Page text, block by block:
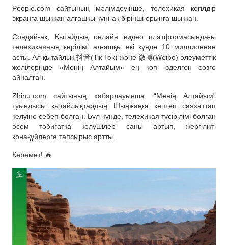
Рeople.com сайтының мәлімдеуінше, телехикая көгілдір
экранға шыққан алғашқы күні-ақ бірінші орынға шыққан.
Сондай-ақ, Қытайдың онлайн видео платформасындағы
телехикаяның көрілімі алғашқы екі күнде 10 миллионнан
асты. Ал қытайлық 抖音(Tiк Tok) және 微博(Weibo) әлеуметтік
желілерінде «Менің Алтайым» ең көп ізделген сөзге
айналған.
Zhihu.com сайтының хабарлауынша, “Менің Алтайым”
туындысы қытайлықтардың Шыңжаңға көптеп саяхаттап
келуіне себеп болған. Бұл күнде, телехикая түсірілімі болған
әсем тәбиғатқа келушілер саны артып, жергілікті
қонақүйлерге тапсырыс артты.
Керемет! 🔥